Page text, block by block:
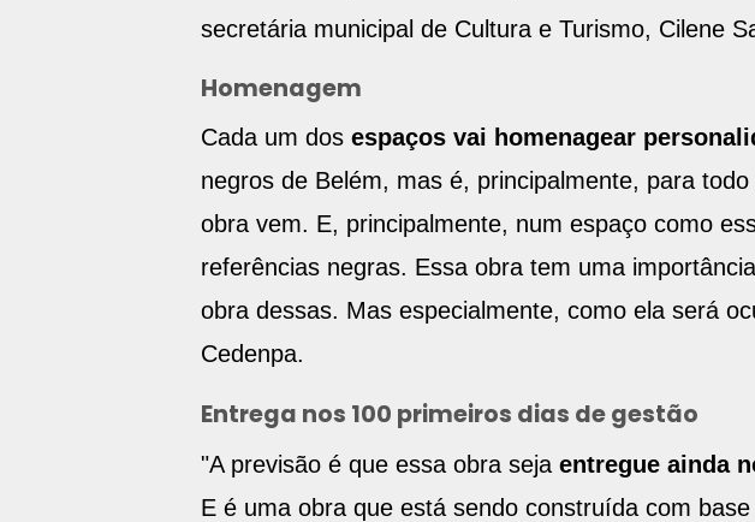
secretária municipal de Cultura e Turismo, Cilene
Homenagem
Cada um dos espaços vai homenagear
negros de Belém, mas é, principalmente, para
obra vem. E, principalmente, num espaço como
referências negras. Essa obra tem uma
obra dessas. Mas especialmente, como ela será
Cedenpa.
Entrega nos 100 primeiros dias de gestão
"A previsão é que essa obra seja entregue ainda
E é uma obra que está sendo construída com